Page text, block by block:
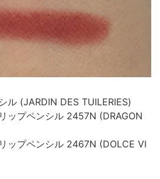
ル (JARDIN DES TUILERIES)
ップペンシル 2457N (DRAGON
ップペンシル 2467N (DOLCE VI